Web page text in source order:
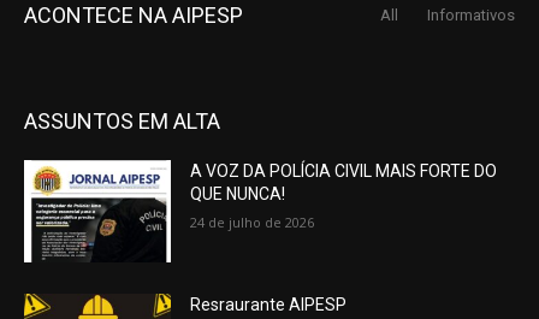
ACONTECE NA AIPESP All Informativos
ASSUNTOS EM ALTA
A VOZ DA POLÍCIA CIVIL MAIS FORTE DO
QUE NUNCA!
24 de julho de 2026
Resraurante AIPESP